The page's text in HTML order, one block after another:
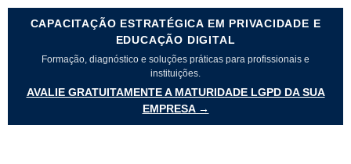
CAPACITAÇÃO ESTRATÉGICA EM PRIVACIDADE E
EDUCAÇÃO DIGITAL
Formação, diagnóstico e soluções práticas para profissionais e
instituições.
AVALIE GRATUITAMENTE A MATURIDADE LGPD DA SUA
EMPRESA →